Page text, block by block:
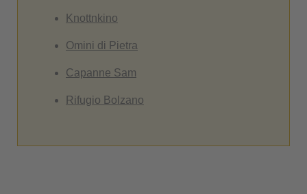
Knottnkino
Omini di Pietra
Capanne Sam
Rifugio Bolzano